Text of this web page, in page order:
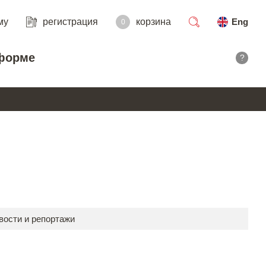
регистрация 0 корзина
Eng
?
и репортажи